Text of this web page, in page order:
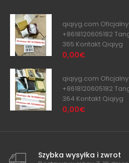
qiqiyg.com
+8618120605182
365 Kontakt Qiqiyg
0,00€
qiqiyg.com
+8618120605182
364 Kontakt Qiqiyg
0,00€
Szybka wysyłka i zwrot